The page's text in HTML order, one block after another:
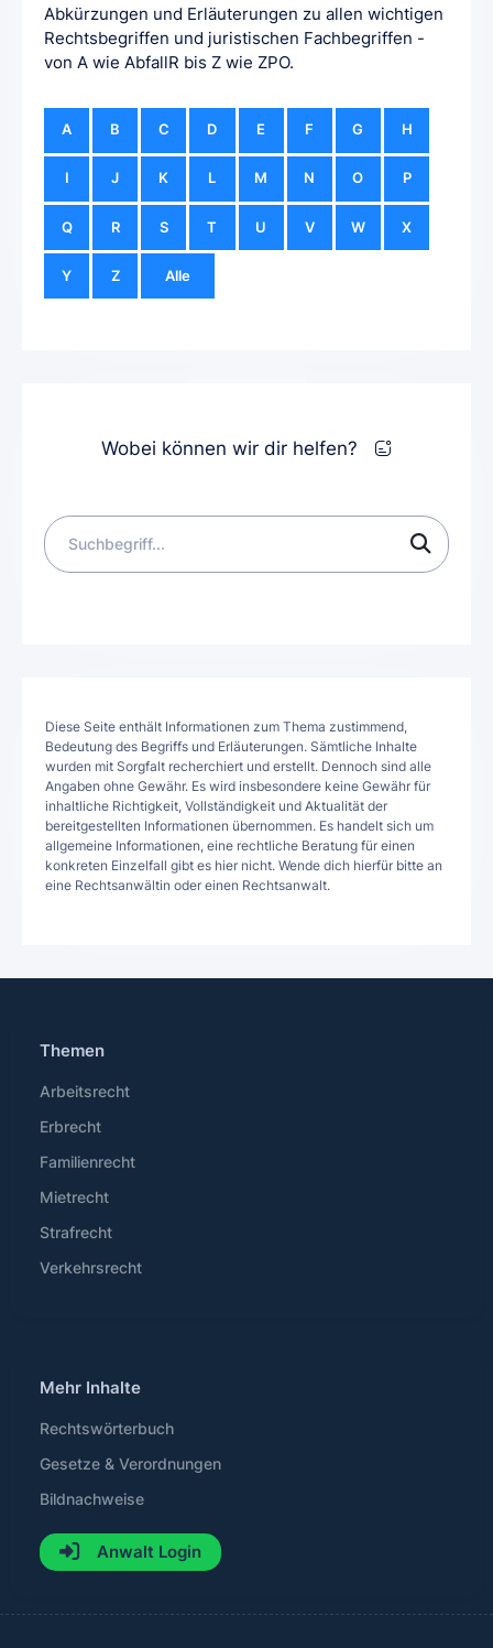
Abkürzungen und Erläuterungen zu allen wichtigen
Rechtsbegriffen und juristischen Fachbegriffen -
von A wie AbfallR bis Z wie ZPO.
A B C D E F G H
I J K L M N O P
Q R S T U V W X
Y Z Alle
Wobei können wir dir helfen?
Diese Seite enthält Informationen zum Thema zustimmend,
Bedeutung des Begriffs und Erläuterungen. Sämtliche Inhalte
wurden mit Sorgfalt recherchiert und erstellt. Dennoch sind alle
Angaben ohne Gewähr. Es wird insbesondere keine Gewähr für
inhaltliche Richtigkeit, Vollständigkeit und Aktualität der
bereitgestellten Informationen übernommen. Es handelt sich um
allgemeine Informationen, eine rechtliche Beratung für einen
konkreten Einzelfall gibt es hier nicht. Wende dich hierfür bitte an
eine Rechtsanwältin oder einen Rechtsanwalt.
Themen
Arbeitsrecht
Erbrecht
Familienrecht
Mietrecht
Strafrecht
Verkehrsrecht
Mehr Inhalte
Rechtswörterbuch
Gesetze & Verordnungen
Bildnachweise
Anwalt Login